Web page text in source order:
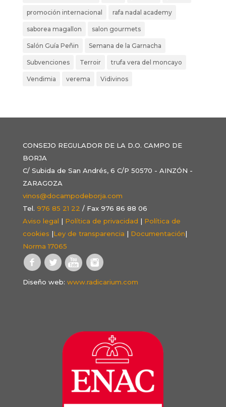
promoción internacional rafa nadal academy
saborea magallon salon gourmets
Salón Guía Peñin Semana de la Garnacha
Subvenciones Terroir trufa vera del moncayo
Vendimia verema Vidivinos
CONSEJO REGULADOR DE LA D.O. CAMPO DE
BORJA
C/ Subida de San Andrés, 6 C/P 50570 - AINZÓN -
ZARAGOZA
vinos@docampodeborja.com
Tel. 976 85 21 22 / Fax 976 86 88 06
Aviso legal | Política de privacidad | Política de
cookies |Ley de transparencia | Documentación|
Norma 17065
Diseño web: www.radicarium.com